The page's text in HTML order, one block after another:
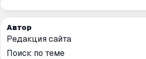
Автор
Редакция сайта
Поиск по теме